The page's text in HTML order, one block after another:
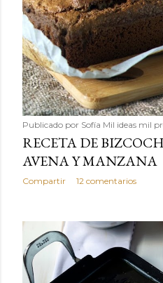
Publicado por Sofía Mil ideas mil
RECETA DE
AVENA Y MANZANA
Compartir 12 comentarios